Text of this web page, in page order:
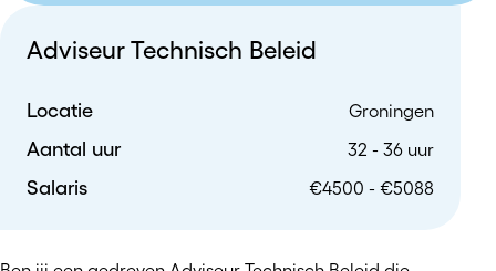
Adviseur Technisch Beleid
Locatie Groningen
Aantal uur 32 - 36 uur
Salaris €4500 - €5088